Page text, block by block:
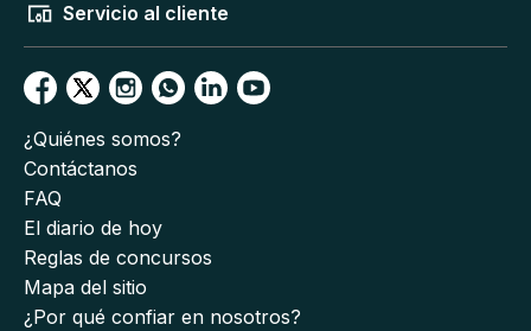
Servicio al cliente
¿Quiénes somos?
Contáctanos
FAQ
El diario de hoy
Reglas de concursos
Mapa del sitio
¿Por qué confiar en nosotros?